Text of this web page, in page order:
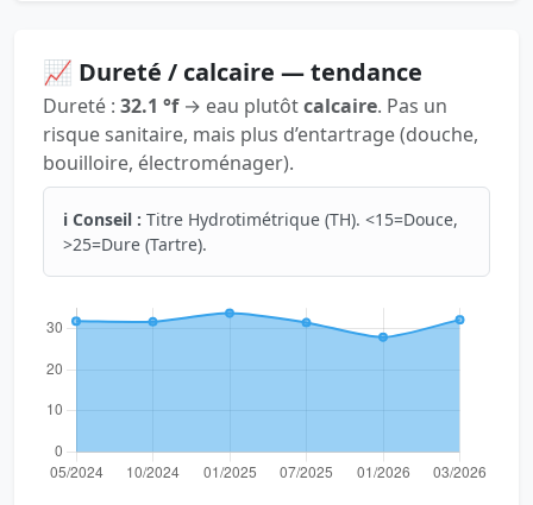
📈 Dureté / calcaire — tendance
Dureté : 32.1 °f→ eau plutôtcalcaire. Pas un
risque sanitaire, mais plus d’entartrage (douche,
bouilloire, électroménager).
ℹ️ Conseil : Titre Hydrotimétrique (TH). <15=Douce,
>25=Dure (Tartre).